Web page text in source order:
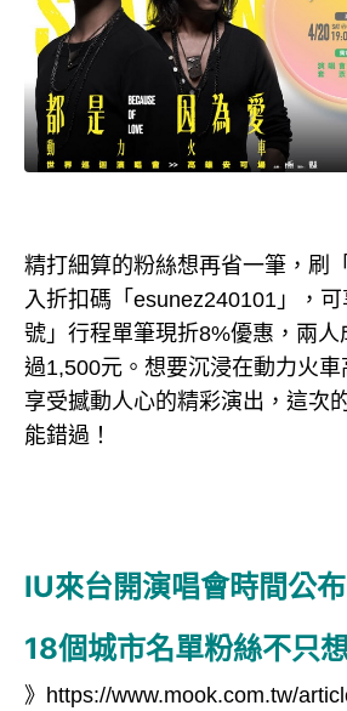
精打細算的粉絲想再省一筆，刷
入折扣碼「esunez240101」，
號」行程單筆現折8%優惠，兩人
過1,500元。想要沉浸在動力火車
享受撼動人心的精彩演出，這次
能錯過！
IU來台開演唱會時間公
18個城市名單粉絲不只
》 https://www.mook.com.tw/